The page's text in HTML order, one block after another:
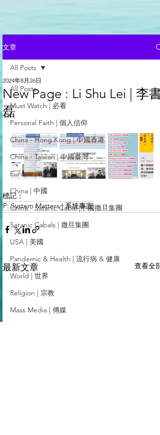
文章
All Posts
Must Watch | 必看
Personal Faith | 個人信仰
China - Hong Kong | 中國香港
China - Taiwan | 中國臺灣
Europe | 歐洲
China | 中國
China - Satanic Cabal |中國撒旦集團
Satanic Cabals | 撒旦集團
USA | 美國
Pandemic & Health | 流行病 & 健康
World | 世界
Religion | 宗教
Mass Media | 傳媒
All Posts
New Page : Li Shu Lei | 李書
磊
2024年8月26日
標記：
P: System Matters | 系統事宜
最新文章 查看全部